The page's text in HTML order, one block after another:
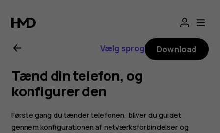
Brugervejledning
til
Nokia
XR20
Vælg sprog Download
Tænd din telefon, og
konfigurer den
Første gang du tænder telefonen, bliver du guidet
gennem konfigurationen af netværksforbindelser og